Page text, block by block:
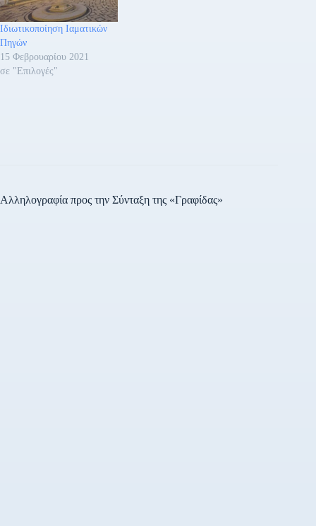
πλαίσιο της AITE 2018
διοργάνωσε ημερίδα για τις
προοπτικές ανάπτυξης του
ιαματικού…
Ιδιωτικοποίηση Ιαματικών
Πηγών
15 Φεβρουαρίου 2021
σε "Επιλογές"
Αλληλογραφία προς την Σύνταξη της «Γραφίδας»